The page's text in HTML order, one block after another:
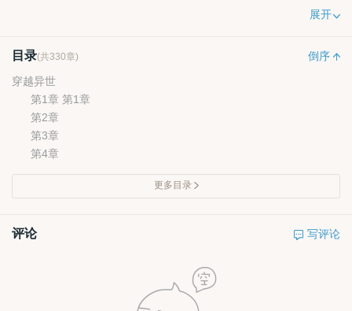
展开
目录(共330章)
倒序
穿越异世
第1章 第1章
第2章
第3章
第4章
更多目录
评论 写评论